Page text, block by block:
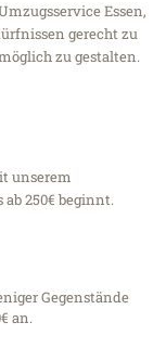
Essen,
gerecht zu
zu gestalten.
unserem
ab 250€ beginnt.
Gegenstände
an.